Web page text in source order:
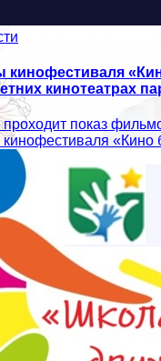
кинотеатрах
показ
«Кино